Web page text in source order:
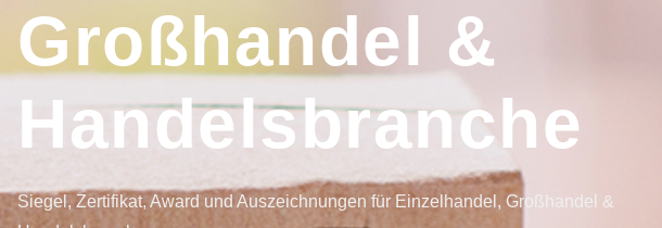
Großhandel &
Handelsbranche
Siegel, Zertifikat, Award und Auszeichnungen für Einzelhandel, Großhandel &